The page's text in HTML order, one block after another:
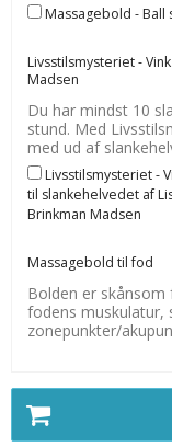
Massagebold - Ball
Livsstilsmysteriet -
Madsen
Du har mindst 10
stund. Med
med ud af
til slankehelvedet af
Brinkman Madsen
Massagebold til fod
Bolden er
fodens muskulatur,
zonepunkter/